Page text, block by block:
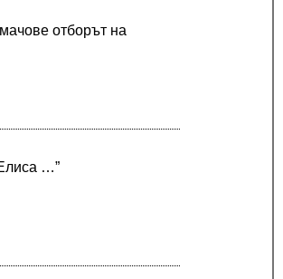
отборът на
…”